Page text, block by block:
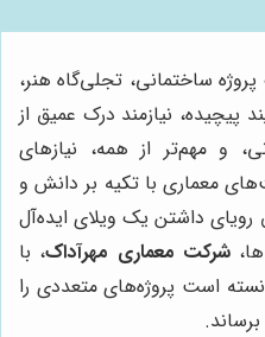
ساختمانی، تجلی‌گاه هنر،
نیازمند درک عمیق از
و مهم‌تر از همه، نیازهای
معماری با تکیه بر دانش و
داشتن یک ویلای ایده‌آل
شرکت معماری مهرآداک، با
است پروژه‌های متعددی را